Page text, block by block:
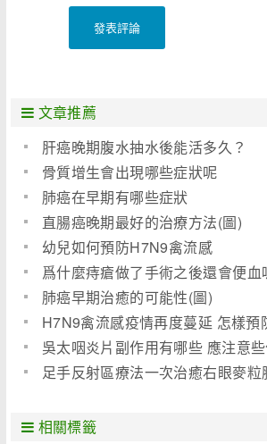
發表評論
文章推薦
肝癌晚期腹水抽水後能活多久？
骨質增生會出現哪些症狀呢
肺癌在早期有哪些症狀
直腸癌晚期最好的治療方法(圖)
幼兒如何預防H7N9禽流感
爲什麼痔瘡做了手術之後還會便血
肺癌早期治癒的可能性(圖)
H7N9禽流感疫情再度蔓延 怎樣預
吳太咽炎片副作用有哪些 應注意
足手反射區療法一次治癒右眼麥粒
相關標籤